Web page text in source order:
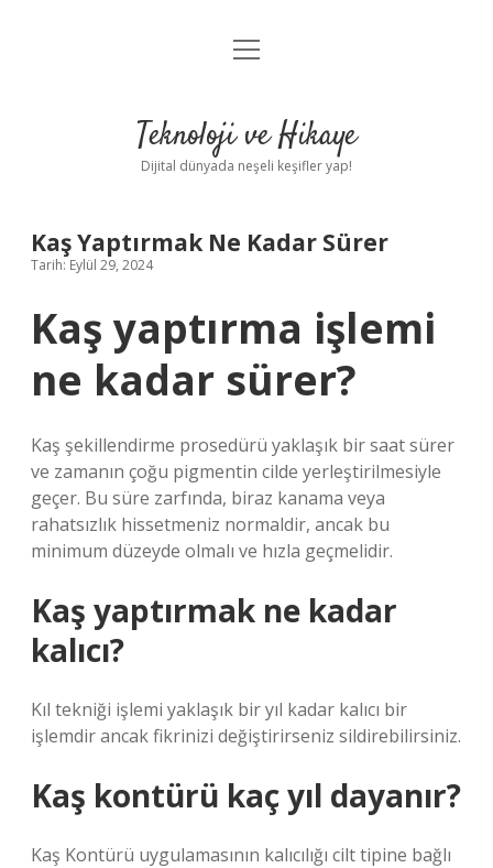
Anasayfa
Yasal Uyarı
menüyü
Teknoloji ve Hikaye
Dijital dünyada neşeli keşifler yap!
Kaş Yaptırmak Ne Kadar Sürer
Tarih: Eylül 29, 2024
Kaş yaptırma işlemi
ne kadar sürer?
Kaş şekillendirme prosedürü yaklaşık bir saat sürer
ve zamanın çoğu pigmentin cilde yerleştirilmesiyle
geçer. Bu süre zarfında, biraz kanama veya
rahatsızlık hissetmeniz normaldir, ancak bu
minimum düzeyde olmalı ve hızla geçmelidir.
Kaş yaptırmak ne kadar
kalıcı?
Kıl tekniği işlemi yaklaşık bir yıl kadar kalıcı bir
işlemdir ancak fikrinizi değiştirirseniz sildirebilirsiniz.
Kaş kontürü kaç yıl dayanır?
Kaş Kontürü uygulamasının kalıcılığı cilt tipine bağlı